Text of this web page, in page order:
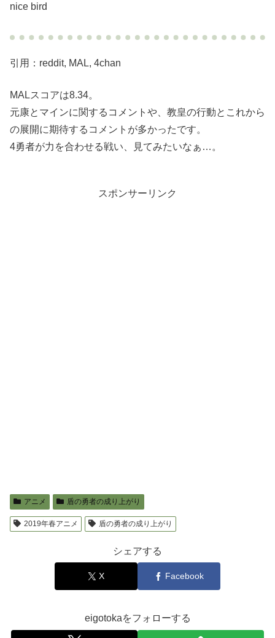
nice bird
引用：reddit, MAL, 4chan
MALスコアは8.34。
元康とマインに関するコメントや、教皇の行動とこれから
の展開に期待するコメントが多かったです。
4勇者が力を合わせる戦い、見てみたいなぁ…。
スポンサーリンク
アニメ 盾の勇者の成り上がり
2019年春アニメ 盾の勇者の成り上がり
シェアする
X Facebook
eigotokaをフォローする